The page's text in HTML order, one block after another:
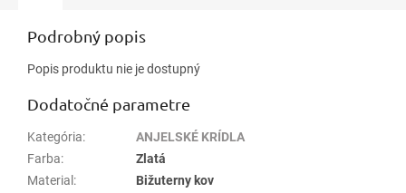
Podrobný popis
Popis produktu nie je dostupný
Dodatočné parametre
Kategória:
ANJELSKÉ KRÍDLA
Farba:
Zlatá
Material :
Bižuterny kov